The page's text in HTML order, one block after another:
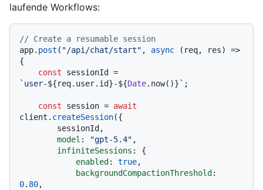
laufende Workflows:
// Create a resumable session
app. post ( "/api/chat/start" , async (req, res) =>
{
const
`user-${req.user.id}-${Date.now()} ` ;
const session = await
client. createSession({
model : "gpt-5.4" ,
infiniteSessions : {
enabled : true,
backgroundCompactionThreshold
0.80,